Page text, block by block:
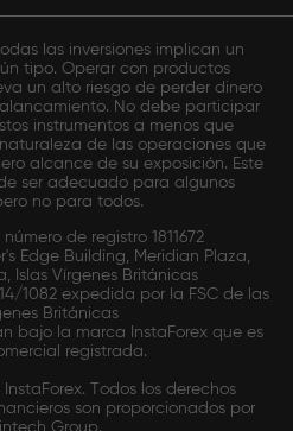
las inversiones implican un
tipo. Operar con productos
un alto riesgo de perder dinero
No debe participar
instrumentos a menos que
de las operaciones que
alcance de su exposición. Este
ser adecuado para algunos
no para todos.
de registro 1811672
Edge Building, Meridian Plaza,
Islas Vírgenes Británicas
1082 expedida por la FSC de las
Británicas
bajo la marca InstaForex que es
registrada.
Todos los derechos
son proporcionados por
Group.